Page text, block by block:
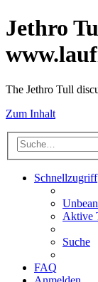
Jethro
The Jethro Tull
Zum Inhalt
Schnellzugriff
Aktive
Suche
FAQ